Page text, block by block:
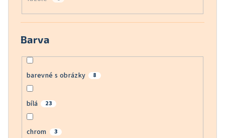
Barva
barevné s obrázky 8
bílá 23
chrom 3